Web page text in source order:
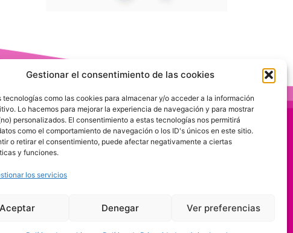
Gestionar el consentimiento de las cookies
tecnologías como las cookies para almacenar y/o acceder a la información
Lo hacemos para mejorar la experiencia de navegación y para mostrar
personalizados. El consentimiento a estas tecnologías nos permitirá
como el comportamiento de navegación o los ID's únicos en este sitio.
o retirar el consentimiento, puede afectar negativamente a ciertas
y funciones.
los servicios
Aceptar Denegar Ver preferencias